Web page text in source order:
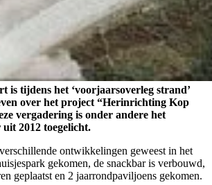
is tijdens het ‘voorjaarsoverleg strand’
over het project “Herinrichting Kop
vergadering is onder andere het
2012 toegelicht.
ontwikkelingen geweest in het
gekomen, de snackbar is verbouwd,
geplaatst en 2 jaarrondpaviljoens gekomen.